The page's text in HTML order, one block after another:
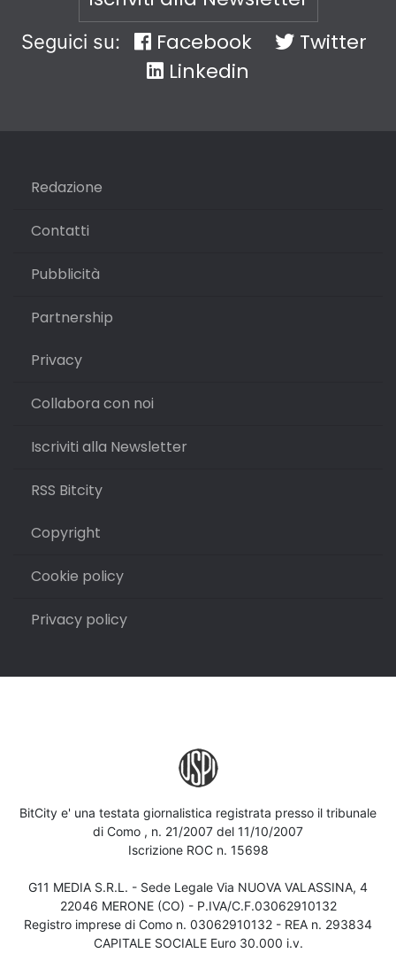
Seguici su: Facebook
Twitter
Linkedin
Redazione
Contatti
Pubblicità
Partnership
Privacy
Collabora con noi
Iscriviti alla Newsletter
RSS Bitcity
Copyright
Cookie policy
Privacy policy
BitCity e' una testata giornalistica registrata presso il tribunale
di Como , n. 21/2007 del 11/10/2007
Iscrizione ROC n. 15698
G11 MEDIA S.R.L. - Sede Legale Via NUOVA VALASSINA, 4
22046 MERONE (CO) - P.IVA/C.F.03062910132
Registro imprese di Como n. 03062910132 - REA n. 293834
CAPITALE SOCIALE Euro 30.000 i.v.